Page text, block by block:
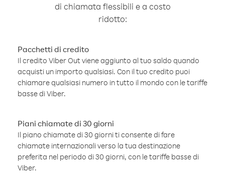
di chiamata flessibili e a costo
ridotto:
Pacchetti di credito
Il credito Viber Out viene aggiunto al tuo saldo quando
acquisti un importo qualsiasi. Con il tuo credito puoi
chiamare qualsiasi numero in tutto il mondo con le tariffe
basse di Viber.
Piani chiamate di 30 giorni
Il piano chiamate di 30 giorni ti consente di fare
chiamate internazionali verso la tua destinazione
preferita nel periodo di 30 giorni, con le tariffe basse di
Viber.